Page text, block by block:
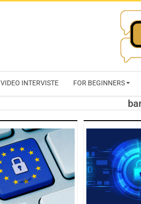
VIDEO INTERVISTE FOR BEGINNERS